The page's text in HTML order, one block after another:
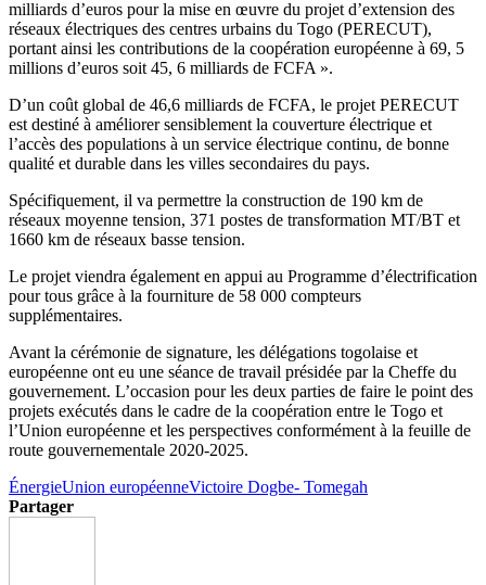
milliards d’euros pour la mise en œuvre du projet d’extension des
réseaux électriques des centres urbains du Togo (PERECUT),
portant ainsi les contributions de la coopération européenne à 69, 5
millions d’euros soit 45, 6 milliards de FCFA ».
D’un coût global de 46,6 milliards de FCFA, le projet PERECUT
est destiné à améliorer sensiblement la couverture électrique et
l’accès des populations à un service électrique continu, de bonne
qualité et durable dans les villes secondaires du pays.
Spécifiquement, il va permettre la construction de 190 km de
réseaux moyenne tension, 371 postes de transformation MT/BT et
1660 km de réseaux basse tension.
Le projet viendra également en appui au Programme d’électrification
pour tous grâce à la fourniture de 58 000 compteurs
supplémentaires.
Avant la cérémonie de signature, les délégations togolaise et
européenne ont eu une séance de travail présidée par la Cheffe du
gouvernement. L’occasion pour les deux parties de faire le point des
projets exécutés dans le cadre de la coopération entre le Togo et
l’Union européenne et les perspectives conformément à la feuille de
route gouvernementale 2020-2025.
ÉnergieUnion européenneVictoire Dogbe- Tomegah
Partager